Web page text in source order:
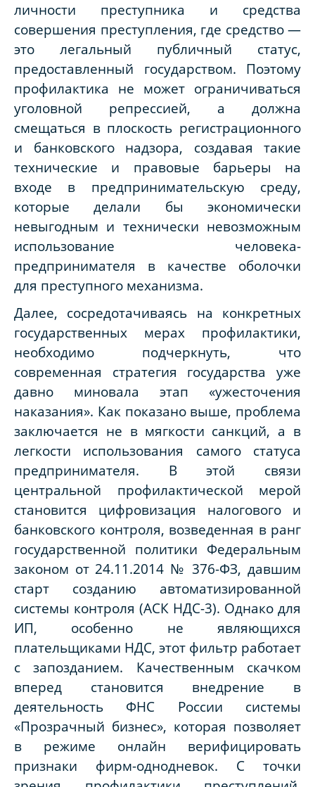
личности преступника и средства
совершения преступления, где средство —
это легальный публичный статус,
предоставленный государством. Поэтому
профилактика не может ограничиваться
уголовной репрессией, а должна
смещаться в плоскость регистрационного
и банковского надзора, создавая такие
технические и правовые барьеры на
входе в предпринимательскую среду,
которые делали бы экономически
невыгодным и технически невозможным
использование человека-
предпринимателя в качестве оболочки
для преступного механизма.
Далее, сосредотачиваясь на конкретных
государственных мерах профилактики,
необходимо подчеркнуть, что
современная стратегия государства уже
давно миновала этап «ужесточения
наказания». Как показано выше, проблема
заключается не в мягкости санкций, а в
легкости использования самого статуса
предпринимателя. В этой связи
центральной профилактической мерой
становится цифровизация налогового и
банковского контроля, возведенная в ранг
государственной политики Федеральным
законом от 24.11.2014 № 376-ФЗ, давшим
старт созданию автоматизированной
системы контроля (АСК НДС-3). Однако для
ИП, особенно не являющихся
плательщиками НДС, этот фильтр работает
с запозданием. Качественным скачком
вперед становится внедрение в
деятельность ФНС России системы
«Прозрачный бизнес», которая позволяет
в режиме онлайн верифицировать
признаки фирм-однодневок. С точки